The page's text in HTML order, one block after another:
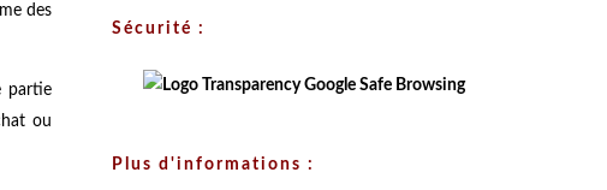
des
partie
ou
Sécurité :
Plus d'informations :